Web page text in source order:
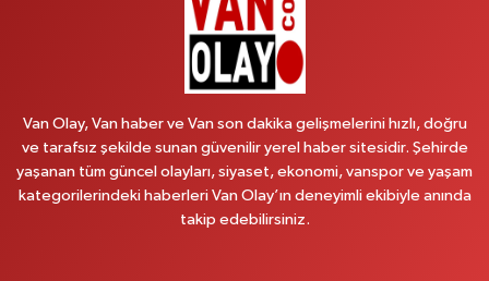
Yol Tarifi Al
Vanyolu Mahallesi, Kara Yusuf Bey Caddesi No:99 B Erciş Van
0 (432) 351 02 96 Yol Tarifi Al
Koç Eczanesi
Cumhuriyet Mahallesi, Konak Sokak No:6 Gürpınar Van
Van Olay, Van haber ve Van son dakika gelişmelerini hızlı, doğru
ve tarafsız şekilde sunan güvenilir yerel haber sitesidir. Şehirde
yaşanan tüm güncel olayları, siyaset, ekonomi, vanspor ve yaşam
kategorilerindeki haberleri Van Olay’ın deneyimli ekibiyle anında
takip edebilirsiniz.